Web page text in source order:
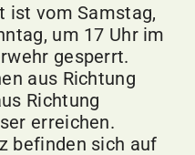
ist vom Samstag,
um 17 Uhr im
gesperrt.
aus Richtung
Richtung
erreichen.
befinden sich auf